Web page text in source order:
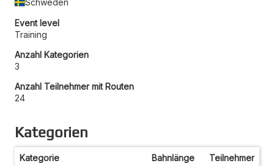
Schweden
Event level
Training
Anzahl Kategorien
3
Anzahl Teilnehmer mit Routen
24
Kategorien
Kategorie Bahnlänge Teilnehmer